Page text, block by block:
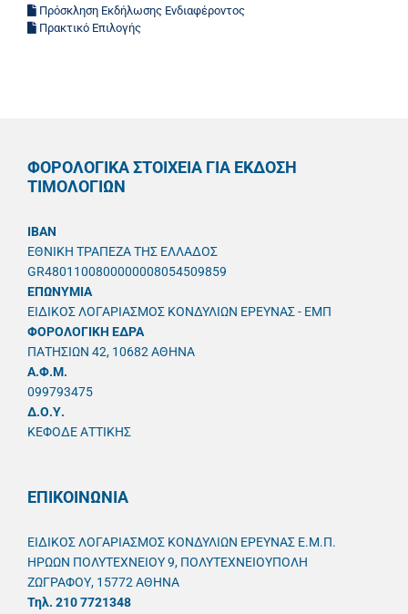
Πρόσκληση Εκδήλωσης Ενδιαφέροντος
Πρακτικό Επιλογής
ΦΟΡΟΛΟΓΙΚΑ ΣΤΟΙΧΕΙΑ ΓΙΑ ΕΚΔΟΣΗ
ΤΙΜΟΛΟΓΙΩΝ
IBAN
ΕΘΝΙΚΗ ΤΡΑΠΕΖΑ ΤΗΣ ΕΛΛΑΔΟΣ
GR4801100800000008054509859
ΕΠΩΝΥΜΙΑ
ΕΙΔΙΚΟΣ ΛΟΓΑΡΙΑΣΜΟΣ ΚΟΝΔΥΛΙΩΝ ΕΡΕΥΝΑΣ - ΕΜΠ
ΦΟΡΟΛΟΓΙΚΗ ΕΔΡΑ
ΠΑΤΗΣΙΩΝ 42, 10682 ΑΘΗΝΑ
A.Φ.Μ.
099793475
Δ.Ο.Υ.
ΚΕΦΟΔΕ ΑΤΤΙΚΗΣ
ΕΠΙΚΟΙΝΩΝΙΑ
ΕΙΔΙΚΟΣ ΛΟΓΑΡΙΑΣΜΟΣ ΚΟΝΔΥΛΙΩΝ ΕΡΕΥΝΑΣ Ε.Μ.Π.
ΗΡΩΩΝ ΠΟΛΥΤΕΧΝΕΙΟΥ 9, ΠΟΛΥΤΕΧΝΕΙΟΥΠΟΛΗ
ΖΩΓΡΑΦΟΥ, 15772 ΑΘΗΝΑ
Τηλ. 210 7721348